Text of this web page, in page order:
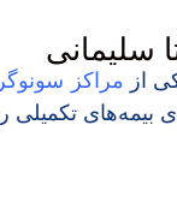
سلیمانی
از مراکز
بیمه‌های